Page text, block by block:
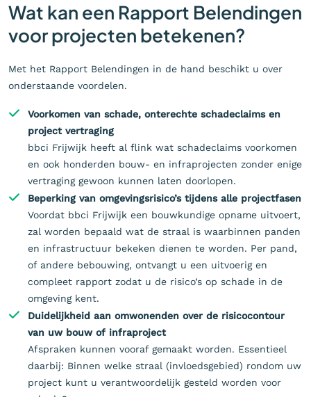
Wat kan een Rapport Belendingen
voor projecten betekenen?
Met het Rapport Belendingen in de hand beschikt u over
onderstaande voordelen.
Voorkomen van schade, onterechte schadeclaims en
project vertraging
bbci Frijwijk heeft al flink wat schadeclaims voorkomen
en ook honderden bouw- en infraprojecten zonder enige
vertraging gewoon kunnen laten doorlopen.
Beperking van omgevingsrisico’s tijdens alle projectfasen
Voordat bbci Frijwijk een bouwkundige opname uitvoert,
zal worden bepaald wat de straal is waarbinnen panden
en infrastructuur bekeken dienen te worden. Per pand,
of andere bebouwing, ontvangt u een uitvoerig en
compleet rapport zodat u de risico’s op schade in de
omgeving kent.
Duidelijkheid aan omwonenden over de risicocontour
van uw bouw of infraproject
Afspraken kunnen vooraf gemaakt worden. Essentieel
daarbij: Binnen welke straal (invloedsgebied) rondom uw
project kunt u verantwoordelijk gesteld worden voor